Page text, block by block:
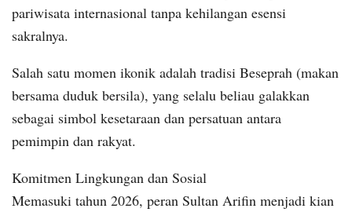
pariwisata internasional tanpa kehilangan esensi
sakralnya.
Salah satu momen ikonik adalah tradisi Beseprah (makan
bersama duduk bersila), yang selalu beliau galakkan
sebagai simbol kesetaraan dan persatuan antara
pemimpin dan rakyat.
Komitmen Lingkungan dan Sosial
Memasuki tahun 2026, peran Sultan Arifin menjadi kian